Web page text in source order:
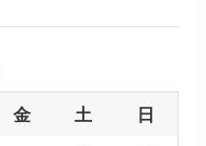
金 土 日